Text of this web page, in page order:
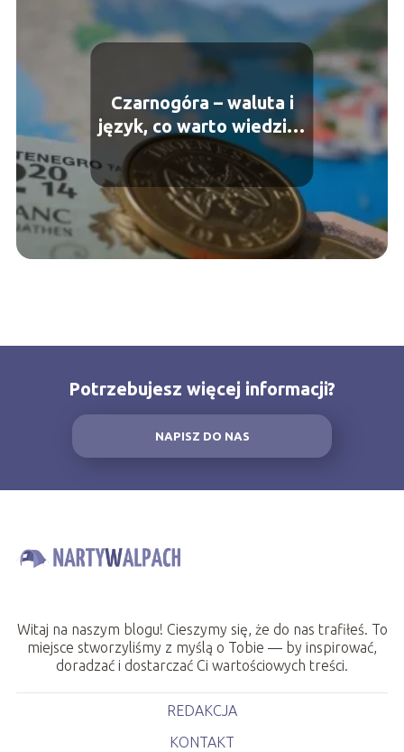
Czarnogóra – waluta i
język, co warto wiedzieć
przed podróżą?
Potrzebujesz więcej informacji?
NAPISZ DO NAS
Witaj na naszym blogu! Cieszymy się, że do nas trafiłeś. To
miejsce stworzyliśmy z myślą o Tobie — by inspirować,
doradzać i dostarczać Ci wartościowych treści.
REDAKCJA
KONTAKT